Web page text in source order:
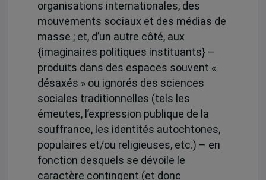
organisations internationales, des
mouvements sociaux et des médias de
masse ; et, d’un autre côté, aux
{imaginaires politiques instituants} –
produits dans des espaces souvent «
désaxés » ou ignorés des sciences
sociales traditionnelles (tels les
émeutes, l’expression publique de la
souffrance, les identités autochtones,
populaires et/ou religieuses, etc.) – en
fonction desquels se dévoile le
caractère contingent (et donc